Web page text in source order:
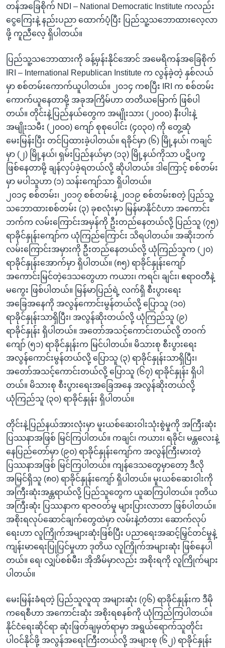
တန်အခြေစိုက် NDI – National Democratic Institute ကလည်း
ငွေကြေးနဲ့ နည်းပညာ ထောက်ပံ့ပြီး ပြည်သူ့သဘောထားလေ့လာ
ဖို့ ကူညီလေ့ ရှိပါတယ်။
ပြည်သူ့သဘောထားကို ခန့်မှန်းနိုင်အောင် အမေရိကန်အခြေစိုက်
IRI – International Republican Institute က လွန်ခဲ့တဲ့ နှစ်လယ်
မှာ စစ်တမ်းကောက်ယူပါတယ်။ ၂၀၁၄ ကစပြီး IRI က စစ်တမ်း
ကောက်ယူနေတာမို့ အခုအကြိမ်ဟာ တတိယမြောက် ဖြစ်ပါ
တယ်။ တိုင်းနဲ့ပြည်နယ်တွေက အမျိုးသား (၂၀၀၀) နီးပါးနဲ့
အမျိုးသမီး (၂၀၀၀) ကျော် စုစုပေါင်း (၄၀၃၀) ကို တွေ့ဆုံ
မေးမြန်းပြီး တင်ပြထားခဲ့ပါတယ်။ ရခိုင်မှာ (၆) မြို့နယ်၊ ကချင်
မှာ (၂) မြို့နယ်၊ ရှမ်းပြည်နယ်မှာ (၁၃) မြို့နယ်ကိုသာ ပဋိပက္ခ
ဖြစ်နေတာမို့ ချန်လှပ်ခဲ့ရတယ်လို့ ဆိုပါတယ်။ ဒါကြောင့် စစ်တမ်း
မှာ မပါသူဟာ (၁) သန်းကျော်သာ ရှိပါတယ်။
၂၀၁၄ စစ်တမ်း၊ ၂၀၁၇ စစ်တမ်းနဲ့ ၂၀၁၉ စစ်တမ်းစတဲ့ ပြည်သူ့
သဘောထားစစ်တမ်း (၃) ခုစလုံးမှာ မြန်မာနိုင်ငံဟာ အကောင်း
ဘက်က လမ်းကြောင်းအမှန်ကို ဦးတည်နေတယ်လို့ ပြည်သူ (၇၅)
ရာခိုင်နှုန်းကျော်က ယုံကြည်ကြောင်း သိရပါတယ်။ အဆိုးဘက်
လမ်းကြောင်းအမှားကို ဦးတည်နေတယ်လို့ ယုံကြည်သူက (၂၀)
ရာခိုင်နှုန်းအောက်မှာ ရှိပါတယ်။ (၈၅) ရာခိုင်နှုန်းကျော်
အကောင်းမြင်တဲ့ဒေသတွေဟာ ကယား၊ ကရင်၊ ချင်း၊ ဧရာဝတီနဲ့
မကွေး ဖြစ်ပါတယ်။ မြန်မာပြည်ရဲ့ လက်ရှိ စီးပွားရေး
အခြေအနေကို အလွန်ကောင်းမွန်တယ်လို့ ပြောသူ (၁၀)
ရာခိုင်နှုန်းသာရှိပြီး၊ အလွန်ဆိုးတယ်လို့ ယုံကြည်သူ (၉)
ရာခိုင်နှုန်း ရှိပါတယ်။ အတော်အသင့်ကောင်းတယ်လို့ တဝက်
ကျော် (၅၁) ရာခိုင်နှုန်းက မြင်ပါတယ်။ မိသားစု စီးပွားရေး
အလွန်ကောင်းမွန်တယ်လို့ ပြောသူ (၃) ရာခိုင်နှုန်းသာရှိပြီး၊
အတော်အသင့်ကောင်းတယ်လို့ ပြောသူ (၆၇) ရာခိုင်နှုန်း ရှိပါ
တယ်။ မိသားစု စီးပွားရေးအခြေအနေ အလွန်ဆိုးတယ်လို့
ယုံကြည်သူ (၃၀) ရာခိုင်နှုန်း ရှိပါတယ်။
တိုင်းနဲ့ပြည်နယ်အားလုံးမှာ မူးယစ်ဆေးဝါးသုံးစွဲမှုကို အကြီးဆုံး
ပြဿနာအဖြစ် မြင်ကြပါတယ်။ ကချင်၊ ကယား၊ ရခိုင်၊ မန္တလေးနဲ့
နေပြည်တော်မှာ (၉၀) ရာခိုင်နှုန်းကျော်က အလွန်ကြီးမားတဲ့
ပြဿနာအဖြစ် မြင်ကြပါတယ်။ ကျန်ဒေသတွေမှာတော့ ဒီလို
အမြင်ရှိသူ (၈၀) ရာခိုင်နှုန်းကျော် ရှိပါတယ်။ မူးယစ်ဆေးဝါးကို
အကြီးဆုံးအန္တရာယ်လို့ ပြည်သူတွေက ယူဆကြပါတယ်။ ဒုတိယ
အကြီးဆုံး ပြဿနာက ရာဇဝတ်မှု များပြားလာတာ ဖြစ်ပါတယ်။
အစိုးရလုပ်ဆောင်ချက်တွေထဲမှာ လမ်းနဲ့တံတား ဆောက်လုပ်
ရေးဟာ လူကြိုက်အများဆုံးဖြစ်ပြီး ပညာရေးအဆင့်မြှင်တင်မှုနဲ့
ကျန်းမာရေးပြုပြင်မှုဟာ ဒုတိယ လူကြိုက်အများဆုံး ဖြစ်နေပါ
တယ်။ ရေ၊ လျှပ်စစ်မီး၊ အိုအိမ်မှာလည်း အစိုးရကို လူကြိုက်များ
ပါတယ်။
မေးမြန်းခံရတဲ့ ပြည်သူလူထု အများဆုံး (၇၆) ရာခိုင်နှုန်းက ဒီမို
ကရေစီဟာ အကောင်းဆုံး အစိုးရစနစ်ကို ယုံကြည်ကြပါတယ်။
နိုင်ငံရေးဆိုင်ရာ ဆုံးဖြတ်ချမှတ်ရာမှာ အရွယ်ရောက်သူတိုင်း
ပါဝင်နိုင်ဖို့ အလွန်အရေးကြီးတယ်လို့ အများစု (၆၂) ရာခိုင်နှုန်း